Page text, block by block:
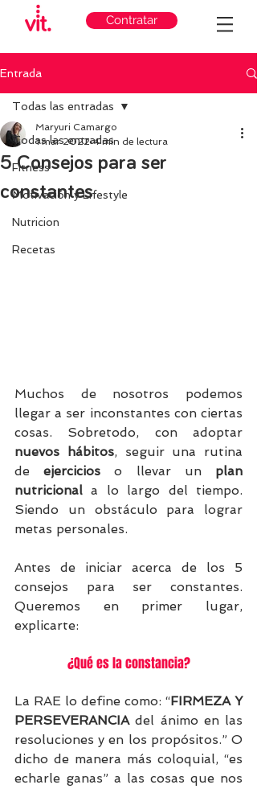
Contratar
Entrada
Todas las entradas
Fitness
Motivación y Lifestyle
Nutricion
Recetas
Todas las entradas
5 Consejos para ser
constantes
Maryuri Camargo
1 mar 2022 4 min de lectura
Muchos de nosotros podemos
llegar a ser inconstantes con ciertas
nuevos hábitos, seguir una rutina
de ejercicios o llevar un plan
nutricional a lo largo del tiempo.
Siendo un obstáculo para lograr
metas personales.
Antes de iniciar acerca de los 5
consejos para ser constantes.
Queremos en primer lugar,
explicarte:
¿Qué es la constancia?
La RAE lo define como: “FIRMEZA Y
PERSEVERANCIA del ánimo en las
resoluciones y en los propósitos.” O
dicho de manera más coloquial, “es
echarle ganas” a las cosas que nos